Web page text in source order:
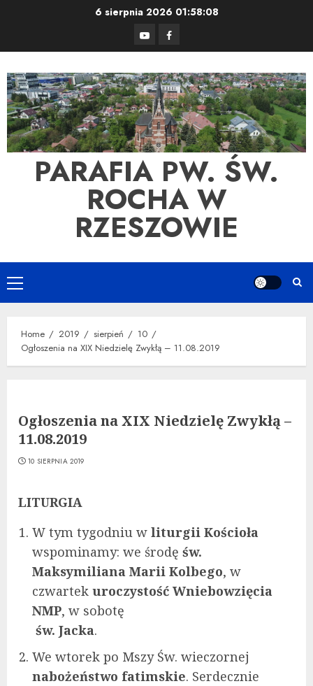
6 sierpnia 2026 01:58:08
YouTubeFacebook
PARAFIA PW. ŚW.
ROCHA W
RZESZOWIE
Primary
Menu
Home 2019 sierpień
10
Ogłoszenia na XIX Niedzielę Zwykłą – 11.08.2019
Ogłoszenia na XIX Niedzielę Zwykłą –
11.08.2019
10 SIERPNIA 2019
LITURGIA
W tym tygodniu w liturgii Kościoła
wspominamy: we środę św.
Maksymiliana Marii Kolbego, w
czwartek uroczystość Wniebowzięcia
NMP, w sobotę
św. Jacka.
We wtorek po Mszy Św. wieczornej
nabożeństwo fatimskie. Serdecznie